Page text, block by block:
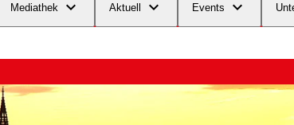
Mediathek Aktuell Events